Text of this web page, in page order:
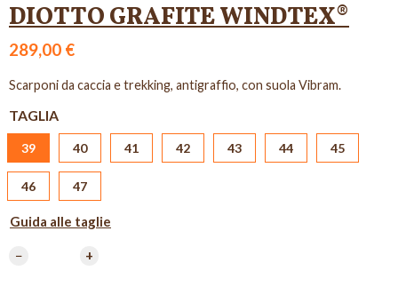
DIOTTO GRAFITE WINDTEX®
289,00 €
Scarponi da caccia e trekking, antigraffio, con suola Vibram.
TAGLIA
39 40 41 42 43 44 45
46 47
Guida alle taglie
− +